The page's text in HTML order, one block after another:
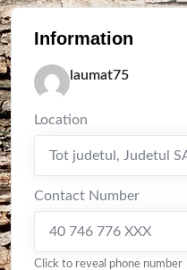
Information
laumat75
Location
Tot judetul , Judetul
Contact Number
40 746 776 XXX
Click to reveal phone number